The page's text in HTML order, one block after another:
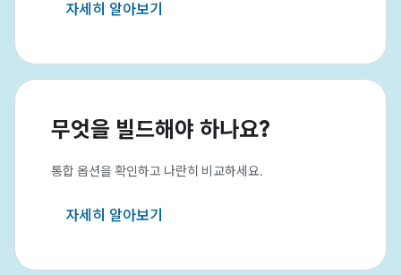
자세히 알아보기
무엇을 빌드해야 하나요?
통합 옵션을 확인하고 나란히 비교하세요.
자세히 알아보기